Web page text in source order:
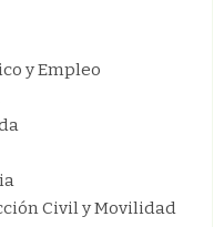
y Empleo
Civil y Movilidad